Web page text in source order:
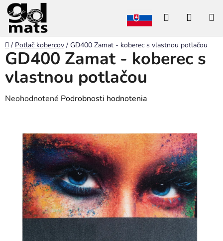
Prejsť
na
obsah
Hľadať
Domov
/ Potlač kobercov / GD400 Zamat - koberec s vlastnou potlačou
GD400 Zamat - koberec s
vlastnou potlačou
Priemerné
hviezdičiek.
Neohodnotené Podrobnosti hodnotenia